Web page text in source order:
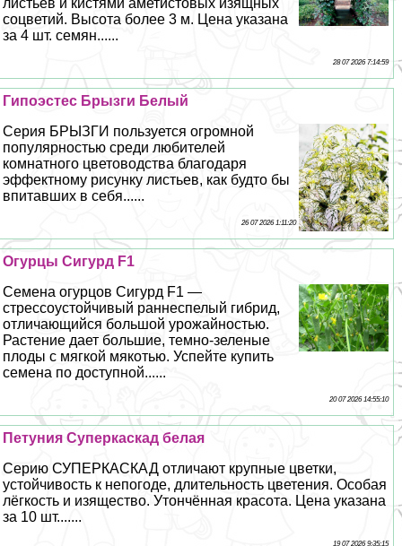
соцветий. Высота более 3 м. Цена указана
за 4 шт. семян......
28 07 2026 7:14:59
Гипоэстес Брызги Белый
Серия БРЫЗГИ пользуется огромной
популярностью среди любителей
комнатного цветоводства благодаря
эффектному рисунку листьев, как будто бы
впитавших в себя......
26 07 2026 1:11:20
Огурцы Сигурд F1
Семена огурцов Сигурд F1 —
стрессоустойчивый раннеспелый гибрид,
отличающийся большой урожайностью.
Растение дает большие, темно-зеленые
плоды с мягкой мякотью. Успейте купить
семена по доступной......
20 07 2026 14:55:10
Петуния Суперкаскад белая
Серию СУПЕРКАСКАД отличают крупные цветки,
устойчивость к непогоде, длительность цветения. Особая
лёгкость и изящество. Утончённая красота. Цена указана
за 10 шт.......
19 07 2026 9:35:15